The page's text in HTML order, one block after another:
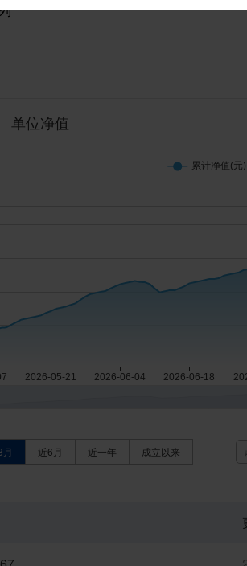
单位净值
近6月 近一年 成立以来